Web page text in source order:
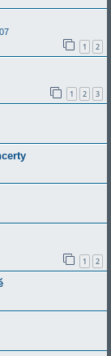
1 2
1 2 3
1 2